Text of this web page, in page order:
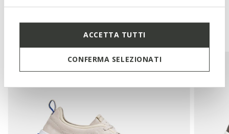
ACCETTA TUTTI
CONFERMA SELEZIONATI
Das könnte Ihnen auch
gefallen: